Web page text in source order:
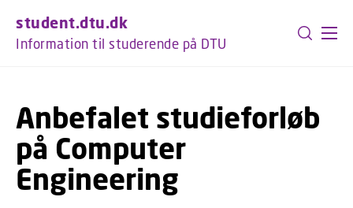
student.dtu.dk
Information til studerende på DTU
Anbefalet studieforløb
på Computer
Engineering